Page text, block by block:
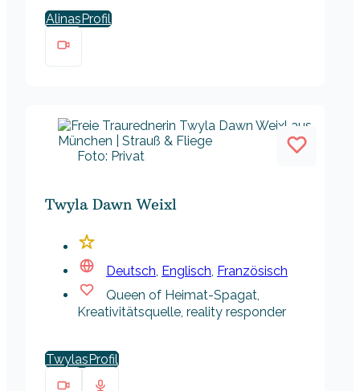
Alinas
Foto: Privat
Twyla Dawn Weixl
Deutsch, Englisch, Französisch
Queen of Heimat-Spagat,
Kreativitätsquelle, reality responder
Twylas